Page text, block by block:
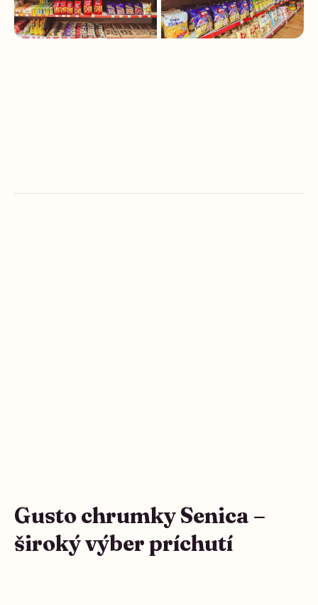
Gusto chrumky Senica –
široký výber príchutí